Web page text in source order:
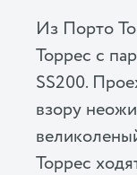
Из Порто
Торрес с
SS200.
взору
Торрес